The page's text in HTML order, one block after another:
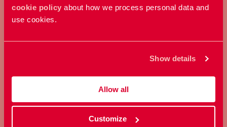
cookie policy about how we process personal data and
use cookies.
Show details
Allow all
Customize
stöd vårt arbete här och nu.
Ge en gåva